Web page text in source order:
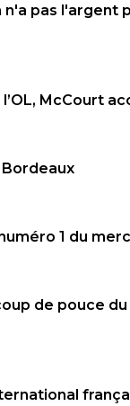
n'a pas l'argent
McCourt
1 du
de pouce du